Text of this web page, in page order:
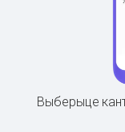
Выберыце